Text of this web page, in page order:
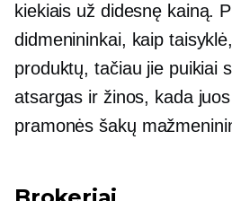
kiekiais už didesnę kainą.
didmenininkai, kaip
produktų, tačiau jie puikiai
atsargas ir žinos, kada
pramonės šakų